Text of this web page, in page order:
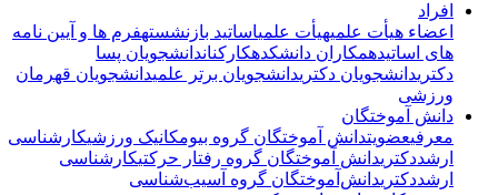
افراد
اعضاء هیأت علمیهیأت علمیاساتید بازنشستهفرم ها و آیین نامه
های اساتیدهمکاران دانشکدهکارکناندانشجویان پسا
دکتریدانشجویان دکتریدانشجویان برتر علمیدانشجویان قهرمان
ورزشی
دانش آموختگان
معرفیعضویتدانش آموختگان گروه بیومکانیک ورزشیکارشناسی
ارشددکتریدانش آموختگان گروه رفتار حرکتیکارشناسی
ارشددکتریدانش‌آموختگان گروه آسیب‌شناسی